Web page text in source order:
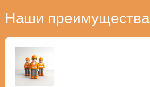
Наши преимущества